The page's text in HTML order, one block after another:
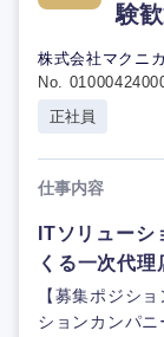
験
株式会社マクニカ
No.
正社員
仕事内容
ITソリュー
くる一次代理
【募集ポジシ
ションカンパ